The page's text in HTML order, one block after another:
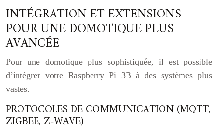
INTÉGRATION ET EXTENSIONS
POUR UNE DOMOTIQUE PLUS
AVANCÉE
Pour une domotique plus sophistiquée, il est possible
d’intégrer votre Raspberry Pi 3B à des systèmes plus
vastes.
PROTOCOLES DE COMMUNICATION (MQTT,
ZIGBEE, Z-WAVE)